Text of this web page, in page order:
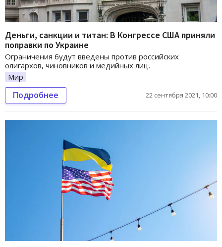
Деньги, санкции и титан: В Конгрессе США приняли
поправки по Украине
Ограничения будут введены против российских
олигархов, чиновников и медийных лиц.
Мир
Подробнее 22 сентября 2021, 10:00